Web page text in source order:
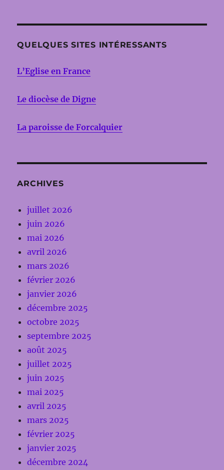
QUELQUES SITES INTÉRESSANTS
L’Eglise en France
Le diocèse de Digne
La paroisse de Forcalquier
ARCHIVES
juillet 2026
juin 2026
mai 2026
avril 2026
mars 2026
février 2026
janvier 2026
décembre 2025
octobre 2025
septembre 2025
août 2025
juillet 2025
juin 2025
mai 2025
avril 2025
mars 2025
février 2025
janvier 2025
décembre 2024